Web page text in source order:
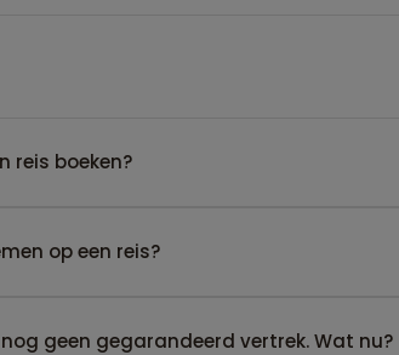
reis boeken?
op een reis?
geen gegarandeerd vertrek. Wat nu?